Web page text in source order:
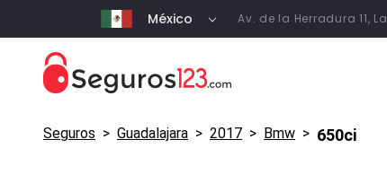
México Av. de la Herradura 11,
Seguros > Guadalajara > 2017 > Bmw > 650ci